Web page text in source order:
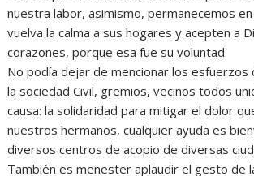
nuestra labor, asimismo, permanecemos
vuelva la calma a sus hogares y acepten a
corazones, porque esa fue su voluntad.
No podía dejar de mencionar los
la sociedad Civil, gremios, vecinos todos
causa: la solidaridad para mitigar el dolor
nuestros hermanos, cualquier ayuda es
diversos centros de acopio de diversas
También es menester aplaudir el gesto de